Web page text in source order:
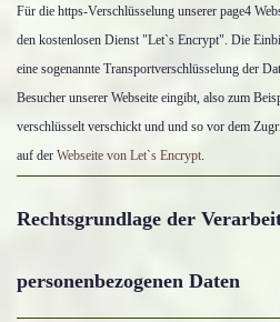
Für die https-Verschlüsselung unserer page4
den kostenlosen Dienst "Let`s Encrypt". Die
eine sogenannte Transportverschlüsselung der
Besucher unserer Webseite eingibt, also zum
verschlüsselt verschickt und und so vor dem
auf der Webseite von Let`s Encrypt.
Rechtsgrundlage der
personenbezogenen Daten